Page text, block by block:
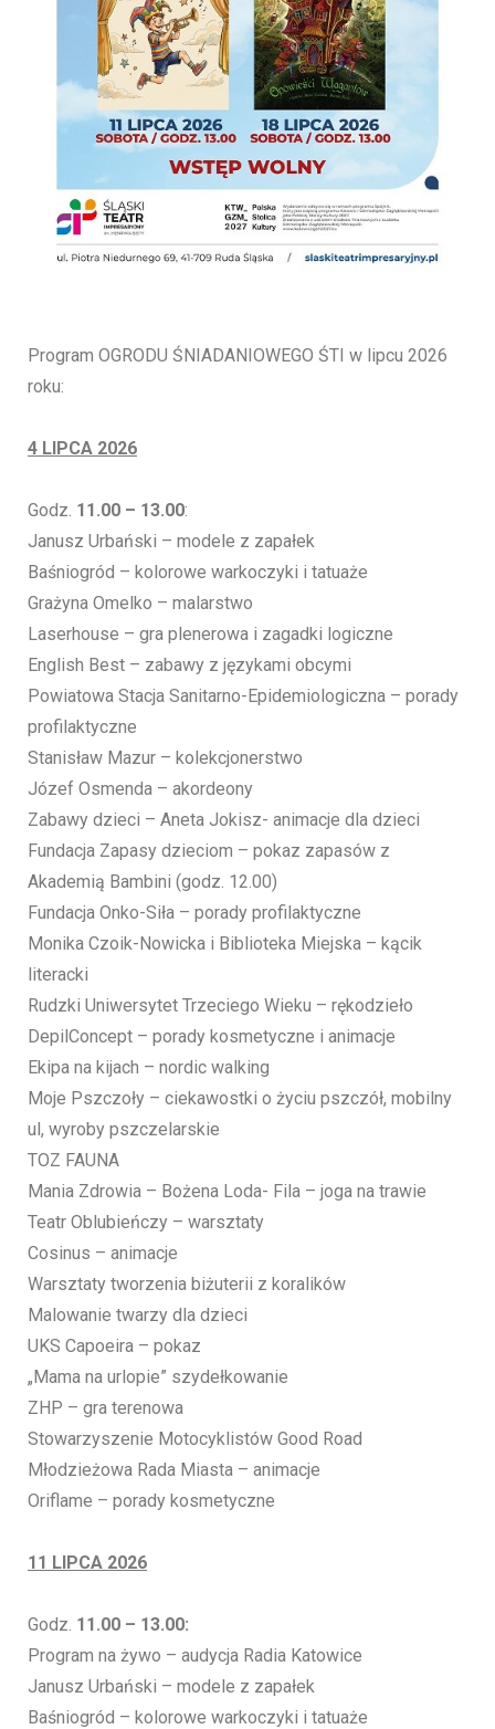
Program OGRODU ŚNIADANIOWEGO ŚTI w lipcu 2026
roku:
4 LIPCA 2026
Godz. 11.00 – 13.00:
Janusz Urbański – modele z zapałek
Baśniogród – kolorowe warkoczyki i tatuaże
Grażyna Omelko – malarstwo
Laserhouse – gra plenerowa i zagadki logiczne
English Best – zabawy z językami obcymi
Powiatowa Stacja Sanitarno-Epidemiologiczna – porady
profilaktyczne
Stanisław Mazur – kolekcjonerstwo
Józef Osmenda – akordeony
Zabawy dzieci – Aneta Jokisz- animacje dla dzieci
Fundacja Zapasy dzieciom – pokaz zapasów z
Akademią Bambini (godz. 12.00)
Fundacja Onko-Siła – porady profilaktyczne
Monika Czoik-Nowicka i Biblioteka Miejska – kącik
literacki
Rudzki Uniwersytet Trzeciego Wieku – rękodzieło
DepilConcept – porady kosmetyczne i animacje
Ekipa na kijach – nordic walking
Moje Pszczoły – ciekawostki o życiu pszczół, mobilny
ul, wyroby pszczelarskie
TOZ FAUNA
Mania Zdrowia – Bożena Loda- Fila – joga na trawie
Teatr Oblubieńczy – warsztaty
Cosinus – animacje
Warsztaty tworzenia biżuterii z koralików
Malowanie twarzy dla dzieci
UKS Capoeira – pokaz
„Mama na urlopie” szydełkowanie
ZHP – gra terenowa
Stowarzyszenie Motocyklistów Good Road
Młodzieżowa Rada Miasta – animacje
Oriflame – porady kosmetyczne
11 LIPCA 2026
Godz. 11.00 – 13.00:
Program na żywo – audycja Radia Katowice
Janusz Urbański – modele z zapałek
Baśniogród – kolorowe warkoczyki i tatuaże